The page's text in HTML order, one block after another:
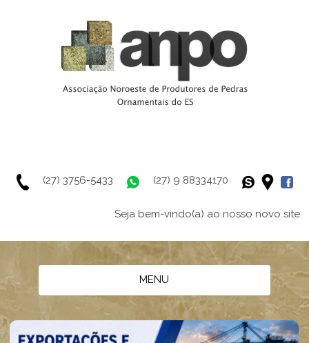
(27) 9 88334170
(27) 3756-5433
Seja bem-vindo(a) ao nosso novo site
MENU